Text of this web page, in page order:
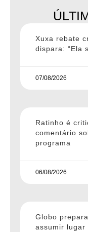
Xuxa rebate
dispara: “Ela
07/08/2026
Ratinho é
comentário
programa
06/08/2026
Globo
assumir lugar